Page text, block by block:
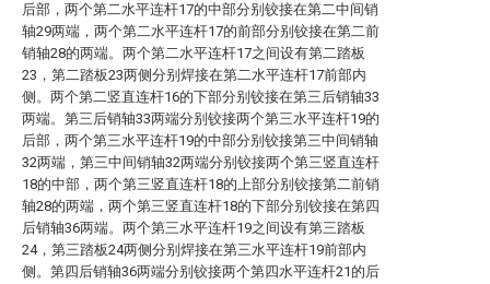
后部，两个第二水平连杆17的中部分别铰接在第二中间销
轴29两端，两个第二水平连杆17的前部分别铰接在第二前
销轴28的两端。两个第二水平连杆17之间设有第二踏板
23，第二踏板23两侧分别焊接在第二水平连杆17前部内
侧。两个第二竖直连杆16的下部分别铰接在第三后销轴33
两端。第三后销轴33两端分别铰接两个第三水平连杆19的
后部，两个第三水平连杆19的中部分别铰接第三中间销轴
32两端，第三中间销轴32两端分别铰接两个第三竖直连杆
18的中部，两个第三竖直连杆18的上部分别铰接第二前销
轴28的两端，两个第三竖直连杆18的下部分别铰接在第四
后销轴36两端。两个第三水平连杆19之间设有第三踏板
24，第三踏板24两侧分别焊接在第三水平连杆19前部内
侧。第四后销轴36两端分别铰接两个第四水平连杆21的后